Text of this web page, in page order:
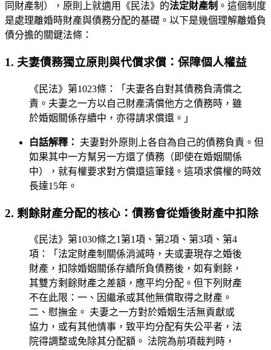
同財產制），原則上就適用《民法》的法定財產制 。這個制度
是處理離婚時財產與債務分配的基礎。以下是幾個理解離婚負
債分擔的關鍵法條：
1. 夫妻債務獨立原則與代償求償：保障個人權益
《民法》第1023條：「夫妻各自對其債務負清償之
責。夫妻之一方以自己財產清償他方之債務時，雖
於婚姻關係存續中，亦得請求償還。」
白話解釋：
夫妻對外原則上各自為自己的債務負責。但
如果其中一方幫另一方還了債務（即使在婚姻關係
中），就有權要求對方償還這筆錢。這項求償權的時效
長達15年。
2. 剩餘財產分配的核心：債務會從婚後財產中扣除
《民法》第1030條之1第1項、第2項、第3項、第4
項：「法定財產制關係消滅時，夫或妻現存之婚後
財產，扣除婚姻關係存續所負債務後，如有剩餘，
其雙方剩餘財產之差額，應平均分配。但下列財產
不在此限：一、因繼承或其他無償取得之財產。
二、慰撫金。 夫妻之一方對於婚姻生活無貢獻或
協力，或有其他情事，致平均分配有失公平者，法
院得調整或免除其分配額。 法院為前項裁判時，